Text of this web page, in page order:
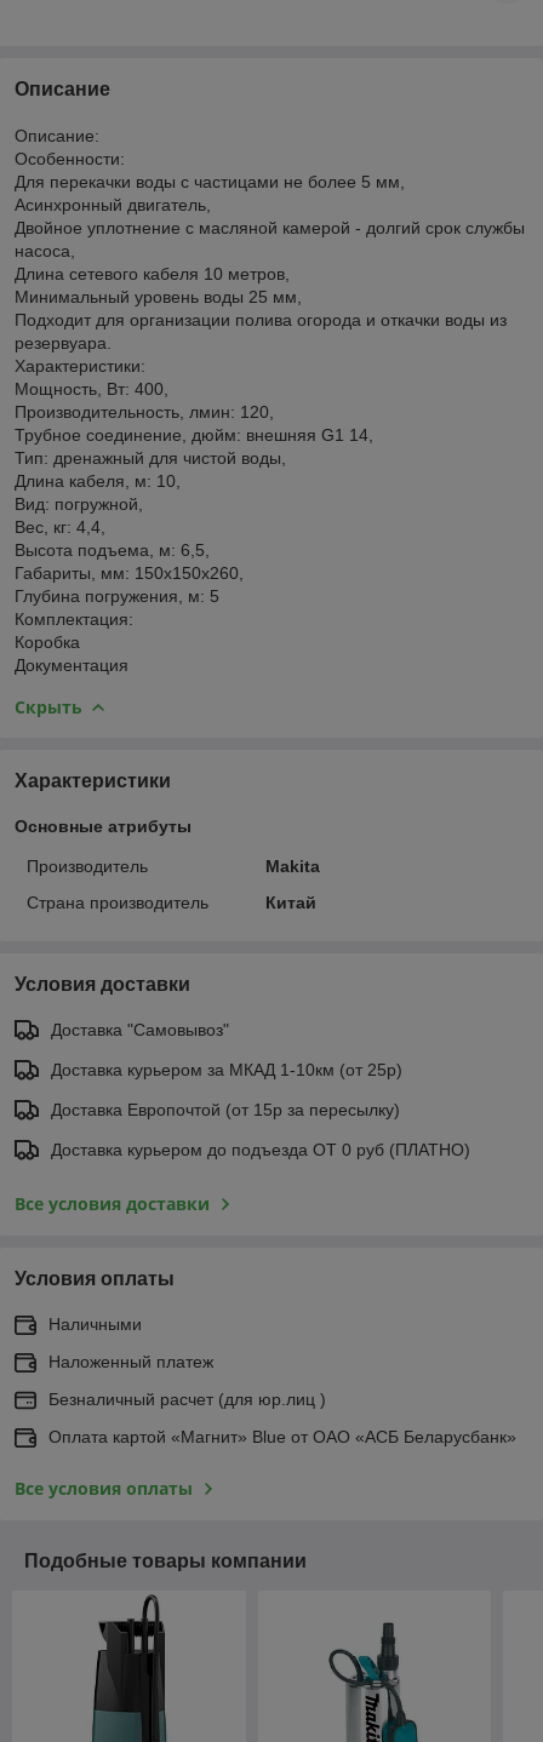
Описание
Описание:
Особенности:
Для перекачки воды с частицами не более 5 мм,
Асинхронный двигатель,
Двойное уплотнение с масляной камерой - долгий срок службы
насоса,
Длина сетевого кабеля 10 метров,
Минимальный уровень воды 25 мм,
Подходит для организации полива огорода и откачки воды из
резервуара.
Характеристики:
Мощность, Вт: 400,
Производительность, лмин: 120,
Трубное соединение, дюйм: внешняя G1 14,
Тип: дренажный для чистой воды,
Длина кабеля, м: 10,
Вид: погружной,
Вес, кг: 4,4,
Высота подъема, м: 6,5,
Габариты, мм: 150х150х260,
Глубина погружения, м: 5
Комплектация:
Коробка
Документация
Скрыть
Характеристики
Основные атрибуты
Производитель
Makita
Страна производитель
Китай
Условия доставки
Доставка "Самовывоз"
Доставка курьером за МКАД 1-10км (от 25р)
Доставка Европочтой (от 15р за пересылку)
Доставка курьером до подъезда ОТ 0 руб (ПЛАТНО)
Все условия доставки
Условия оплаты
Наличными
Наложенный платеж
Безналичный расчет (для юр.лиц )
Оплата картой «Магнит» Blue от ОАО «АСБ Беларусбанк»
Все условия оплаты
Подобные товары компании